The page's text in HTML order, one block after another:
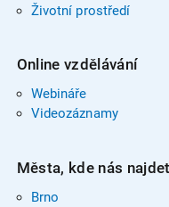
Životní prostředí
Online vzdělávání
Webináře
Videozáznamy
Města, kde nás
Brno